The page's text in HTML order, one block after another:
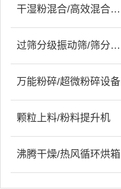
干湿粉混合/高效混合设备
过筛分级振动筛/筛分设备
万能粉碎/超微粉碎设备
颗粒上料/粉料提升机
沸腾干燥/热风循环烘箱